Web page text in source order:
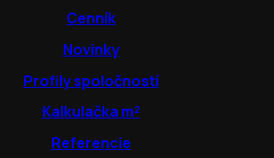
Cenník
Novinky
Profily spoločností
Kalkulačka m²
Referencie